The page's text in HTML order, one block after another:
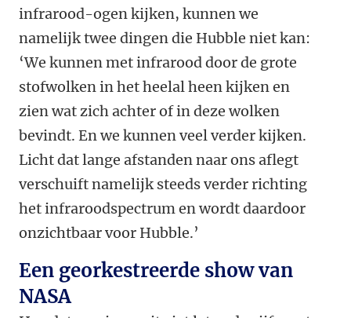
infrarood-ogen kijken, kunnen we
namelijk twee dingen die Hubble niet kan:
‘We kunnen met infrarood door de grote
stofwolken in het heelal heen kijken en
zien wat zich achter of in deze wolken
bevindt. En we kunnen veel verder kijken.
Licht dat lange afstanden naar ons aflegt
verschuift namelijk steeds verder richting
het infraroodspectrum en wordt daardoor
onzichtbaar voor Hubble.’
Een georkestreerde show van
NASA